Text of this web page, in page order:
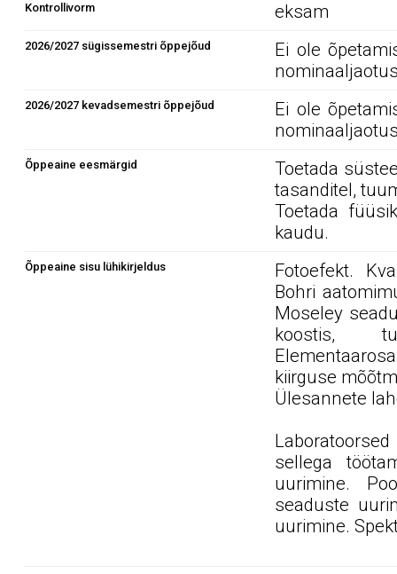
Kontrollivorm eksam
2026/2027 sügissemestri õppejõud
Ei ole
2026/2027 kevadsemestri õppejõud
Ei ole
Õppeaine eesmärgid
Toetada
tasanditel,
Toetada
kaudu.
Õppeaine sisu lühikirjeldus
Fotoefekt.
Bohri
Moseley
koostis,
kiirguse
Ülesannete
sellega
uurimine.
seaduste
uurimine.